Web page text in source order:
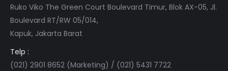
Ruko Viko The Green Court Boulevard Timur, Blok AX-05, Jl.
Boulevard RT/RW 05/014,
Kapuk, Jakarta Barat
Telp :
(021) 2901 8652 (Marketing) / (021) 5431 7722